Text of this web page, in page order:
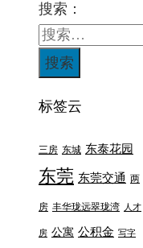
搜索：
标签云
三房 东城 东泰花园
东莞 东莞交通 两
房 丰华珑远翠珑湾 人才
房 公寓 公积金 写字